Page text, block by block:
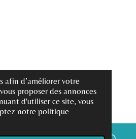
afin d’améliorer votre
proposer des annonces
d'utiliser ce site, vous
notre politique